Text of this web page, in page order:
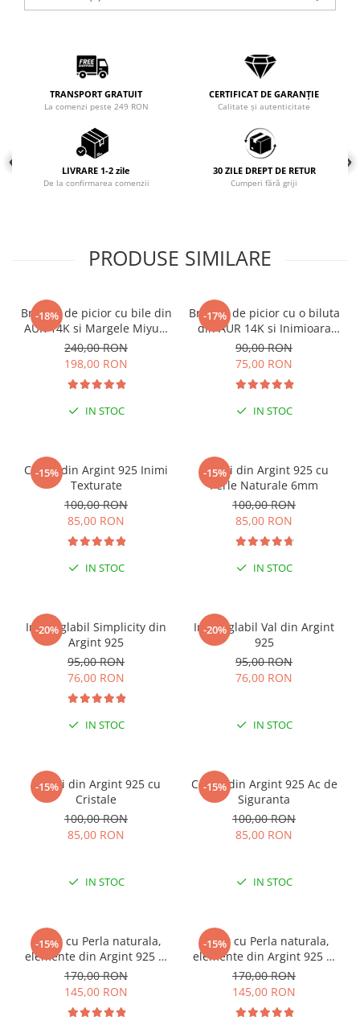
Coliere cu pietre semiprețioase
TRANSPORT GRATUIT
La comenzi peste 249 RON
CERTIFICAT DE GARANȚIE
Calitate și autenticitate
LIVRARE 1-2 zile
De la confirmarea comenzii
30 ZILE DREPT DE RETUR
Cumperi fără griji
PRODUSE SIMILARE
-18%
Bratara de picior cu bile din
AUR 14K si Margele Miyuki
Bej/Maro, snur negru
reglabil
240,00 RON
198,00 RON
IN STOC
-17%
Bratara de picior cu o biluta
din AUR 14K si Inimioara
din Sidef
90,00 RON
75,00 RON
IN STOC
-15%
Cercei din Argint 925 Inimi
Texturate
100,00 RON
85,00 RON
IN STOC
-15%
Cercei din Argint 925 cu
Perle Naturale 6mm
100,00 RON
85,00 RON
IN STOC
-20%
Inel reglabil Simplicity din
Argint 925
95,00 RON
76,00 RON
IN STOC
-20%
Inel reglabil Val din Argint
925
95,00 RON
76,00 RON
IN STOC
-15%
Cercei din Argint 925 cu
Cristale
100,00 RON
85,00 RON
IN STOC
-15%
Cercei din Argint 925 Ac de
Siguranta
100,00 RON
85,00 RON
IN STOC
-15%
Colier cu Perla naturala,
elemente din Argint 925 si
margele Miyuki, multicolor
170,00 RON
145,00 RON
-15%
Colier cu Perla naturala,
elemente din Argint 925 si
margele Miyuki, verde/kiwi
170,00 RON
145,00 RON